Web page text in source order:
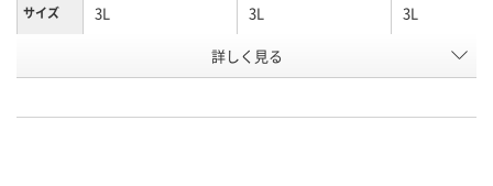
サイズ 3L 3L 3L
チャコール ネイビー
号
詳しく見る